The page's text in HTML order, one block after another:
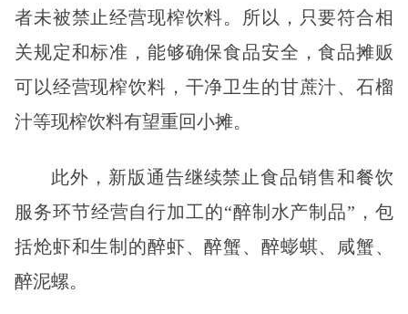
者未被禁止经营现榨饮料。所以，只要符合相
关规定和标准，能够确保食品安全，食品摊贩
可以经营现榨饮料，干净卫生的甘蔗汁、石榴
汁等现榨饮料有望重回小摊。
此外，新版通告继续禁止食品销售和餐饮
服务环节经营自行加工的“醉制水产制品”，包
括炝虾和生制的醉虾、醉蟹、醉蟛蜞、咸蟹、
醉泥螺。